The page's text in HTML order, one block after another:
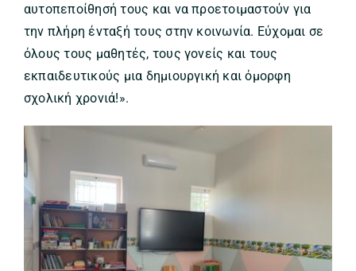
αυτοπεποίθησή τους και να προετοιμαστούν για
την πλήρη ένταξή τους στην κοινωνία. Εύχομαι σε
όλους τους μαθητές, τους γονείς και τους
εκπαιδευτικούς μια δημιουργική και όμορφη
σχολική χρονιά!».